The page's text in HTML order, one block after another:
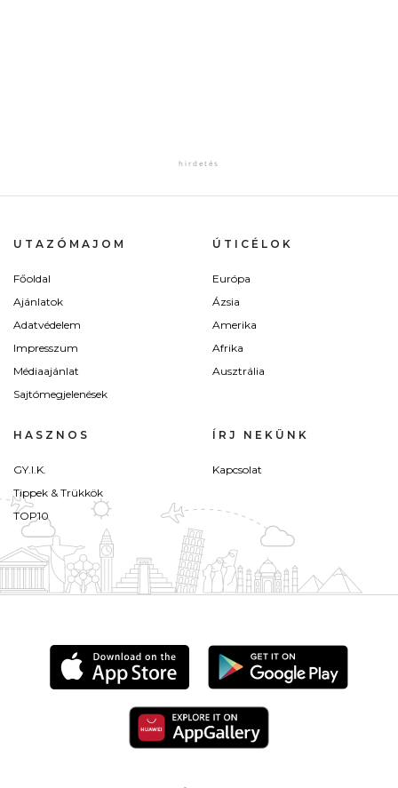
UTAZÓMAJOM
Főoldal
Ajánlatok
Adatvédelem
Impresszum
Médiaajánlat
Sajtómegjelenések
ÚTICÉLOK
Európa
Ázsia
Amerika
Afrika
Ausztrália
HASZNOS
GY.I.K.
Tippek & Trükkök
TOP10
ÍRJ NEKÜNK
Kapcsolat